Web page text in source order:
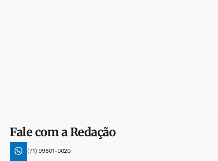
Fale com a Redação
(71) 99601-0020